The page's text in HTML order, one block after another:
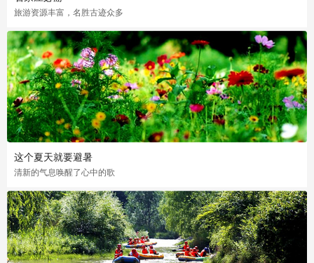
旅游资源丰富，名胜古迹众多
这个夏天就要避暑
清新的气息唤醒了心中的歌